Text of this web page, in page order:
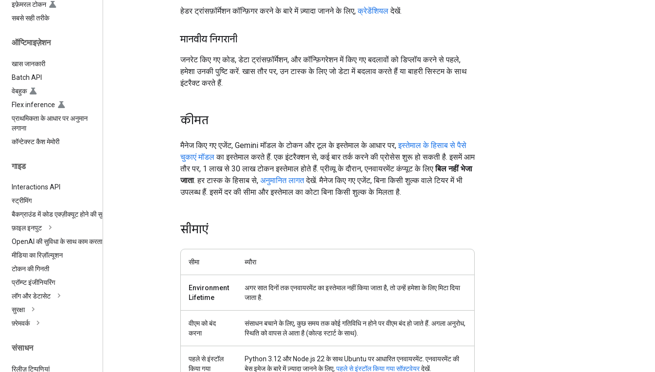
इफ़ेमरल टोकन
सबसे सही तरीके
ऑप्टिमाइज़ेशन
खास जानकारी
Batch API
वेबहुक
Flex inference
प्राथमिकता के आधार पर अनुमान
लगाना
कॉन्टेक्स्ट कैश मेमोरी
गाइड
Interactions API
स्ट्रीमिंग
बैकग्राउंड में कोड एक्ज़ीक्यूट होने की सुविधा
फ़ाइल इनपुट
OpenAI की सुविधा के साथ काम करता है
मीडिया का रिज़ॉल्यूशन
टोकन की गिनती
प्रॉम्प्ट इंजीनियरिंग
लॉग और डेटासेट
सुरक्षा
फ़्रेमवर्क
संसाधन
रिलीज़ टिप्पणियां
हेडर ट्रांसफ़ॉर्मेशन कॉन्फ़िगर करने के बारे में ज़्यादा जानने के लिए,क्रेडेंशियलदेखें.
मानवीय निगरानी
जनरेट किए गए कोड, डेटा ट्रांसफ़ॉर्मेशन, और कॉन्फ़िगरेशन में किए गए बदलावों को डिप्लॉय करने से पहले,
हमेशा उनकी पुष्टि करें. खास तौर पर, उन टास्क के लिए जो डेटा में बदलाव करते हैं या बाहरी सिस्टम के साथ
इंटरैक्ट करते हैं.
कीमत
मैनेज किए गए एजेंट, Gemini मॉडल के टोकन और टूल के इस्तेमाल के आधार पर,इस्तेमाल के हिसाब से पैसे
चुकाएं मॉडलका इस्तेमाल करते हैं. एक इंटरैक्शन से, कई बार तर्क करने की प्रोसेस शुरू हो सकती है. इसमें आम
तौर पर, 1 लाख से 30 लाख टोकन इस्तेमाल होते हैं. प्रीव्यू के दौरान, एनवायरमेंट कंप्यूट के लिएबिल नहीं भेजा
जाता. हर टास्क के हिसाब से, अनुमानित लागतदेखें. मैनेज किए गए एजेंट, बिना किसी शुल्क वाले टियर में भी
उपलब्ध हैं. इसमें दर की सीमा और इस्तेमाल का कोटा बिना किसी शुल्क के मिलता है.
सीमाएं
सीमा ब्यौरा
Environment
Lifetime
अगर सात दिनों तक एनवायरमेंट का इस्तेमाल नहीं किया जाता है, तो उन्हें हमेशा के लिए मिटा दिया
जाता है.
वीएम को बंद
करना
संसाधन बचाने के लिए, कुछ समय तक कोई गतिविधि न होने पर वीएम बंद हो जाते हैं. अगला अनुरोध,
स्थिति को वापस ले आता है (कोल्ड स्टार्ट के साथ).
पहले से इंस्टॉल
किया गया
Python 3.12 और Node.js 22 के साथ Ubuntu पर आधारित एनवायरमेंट. एनवायरमेंट की
बेस इमेज के बारे में ज़्यादा जानने के लिए, पहले से इंस्टॉल किया गया सॉफ़्टवेयरदेखें.